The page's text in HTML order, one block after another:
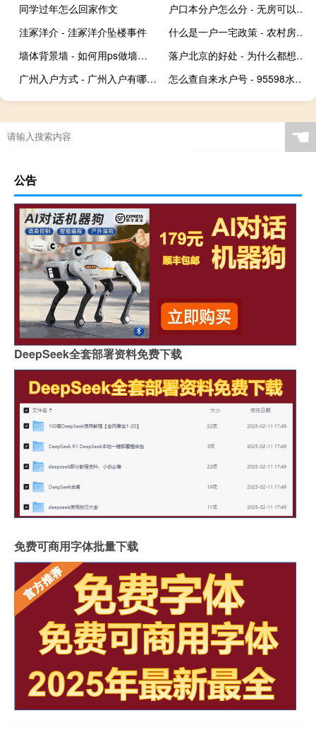
同学过年怎么回家作文
户口本分户怎么分 - 无房可以和父母分户吗
洼冢洋介 - 洼冢洋介坠楼事件
什么是一户一宅政策 - 农村房屋改户主给儿子
墙体背景墙 - 如何用ps做墙面效果图
落户北京的好处 - 为什么都想要北京户口
广州入户方式 - 广州入户有哪个途径
怎么查自来水户号 - 95598水费户号网上查询
☚
公告
DeepSeek全套部署资料免费下载
免费可商用字体批量下载